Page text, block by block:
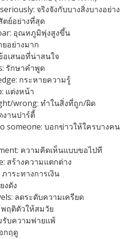
จริงจังกับบางสิ่งบางอย่าง
ตย์อย่างที่สุด
อุณหภูมิพุ่งสูงขึ้น
อย่างมาก
เสนอที่น่าสนใจ
รักษาคำพูด
กระหายความรู้
แต่งหน้า
wrong: ทำในสิ่งที่ถูก/ผิด
งานปาร์ตี้
someone: บอกข่าวให้ใครบางคน
ความคิดเห็นแบบขอไปที
สร้างความแตกต่าง
าระทางการเงิน
งดัง
ลดระดับความเครียด
ฤติตัวให้สมวัย
รับความพ่ายแพ้
กฤดู